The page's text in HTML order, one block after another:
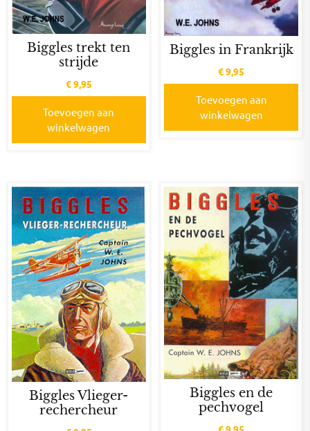
Biggles trekt ten
strijde
€9,95
Toevoegen aan
winkelwagen
Biggles in Frankrijk
€9,95
Toevoegen aan
winkelwagen
Biggles Vlieger-
rechercheur
Biggles en de
pechvogel